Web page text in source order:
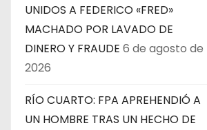
UNIDOS A FEDERICO «FRED»
MACHADO POR LAVADO DE
DINERO Y FRAUDE 6 de agosto de
2026
RÍO CUARTO: FPA APREHENDIÓ A
UN HOMBRE TRAS UN HECHO DE